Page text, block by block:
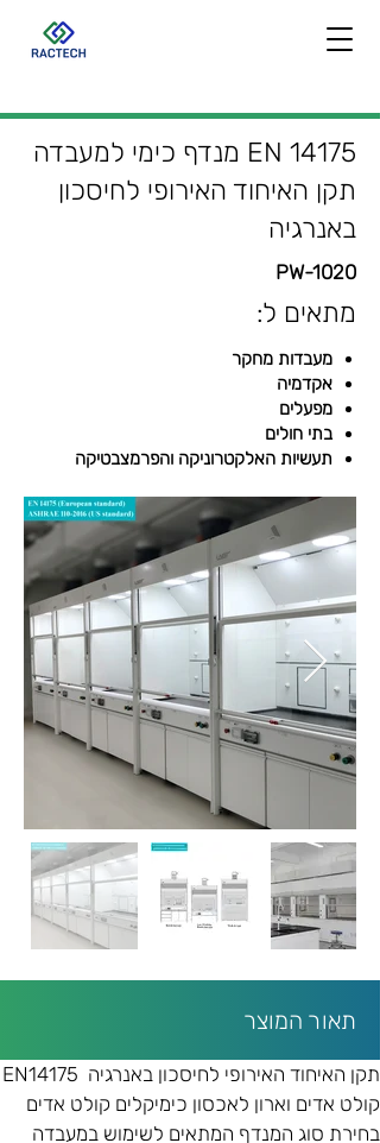
EN 14175 מנדף כימי למעבדה
תקן האיחוד האירופי לחיסכון
באנרגיה
PW-1020
מתאים ל:
מעבדות מחקר
אקדמיה
מפעלים
בתי חולים
תעשיות האלקטרוניקה והפרמצבטיקה
תאור המוצר
EN14175 תקן האיחוד האירופי לחיסכון באנרגיה
קולט אדים וארון לאכסון כימיקלים קולט אדים
בחירת סוג המנדף המתאים לשימוש במעבדה